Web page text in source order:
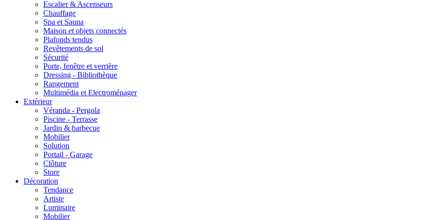
Escalier & Ascenseurs
Chauffage
Spa et Sauna
Maison et objets connectés
Plafonds tendus
Revêtements de sol
Sécurité
Porte, fenêtre et verrière
Dressing - Bibliothèque
Rangement
Multimédia et Electroménager
Extérieur
Véranda - Pergola
Piscine - Terrasse
Jardin & barbecue
Mobilier
Solution
Portail - Garage
Clôture
Store
Décoration
Tendance
Artiste
Luminaire
Mobilier